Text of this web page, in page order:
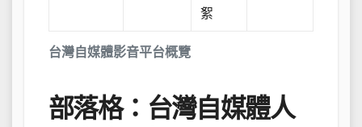
台灣自媒體影音平台概覽
絮
部落格：台灣自媒體人